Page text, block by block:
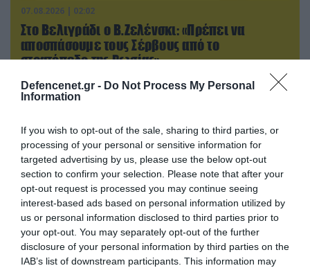
Defencenet.gr - Do Not Process My Personal
Information
If you wish to opt-out of the sale, sharing to third parties, or
processing of your personal or sensitive information for
targeted advertising by us, please use the below opt-out
section to confirm your selection. Please note that after your
opt-out request is processed you may continue seeing
interest-based ads based on personal information utilized by
us or personal information disclosed to third parties prior to
your opt-out. You may separately opt-out of the further
disclosure of your personal information by third parties on the
IAB’s list of downstream participants. This information may
07.08.2026 | 02:02
Στο Βελιγράδι ο Β.Ζελένσκι: «Πρέπει να
αποσπάσουμε τους Σέρβους από το
στρατόπεδο της Ρωσίας»
06.08.2026 | 14:02